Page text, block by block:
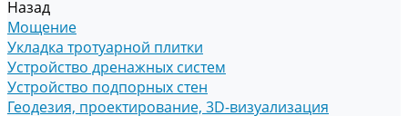
Назад
Мощение
Укладка тротуарной плитки
Устройство дренажных систем
Устройство подпорных стен
Геодезия, проектирование, 3D-визуализация